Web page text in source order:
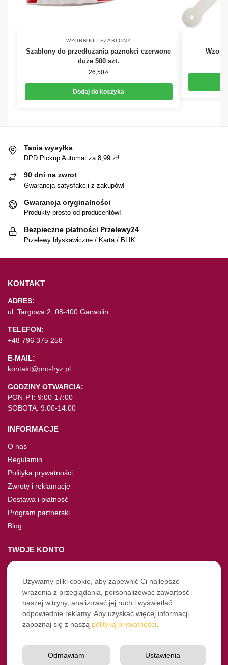
WZORNIKI I SZABLONY
Szablony do przedłużania paznokci czerwone
duże 500 szt.
26,50zł
Dodaj do koszyka
Tania wysyłka
DPD Pickup Automat za 8,99 zł!
90 dni na zwrot
Gwarancja satysfakcji z zakupów!
Gwarancja oryginalności
Produkty prosto od producentów!
Bezpieczne płatności Przelewy24
Przelewy błyskawiczne / Karta / BLIK
KONTAKT
ADRES:
ul. Targowa 2, 08-400 Garwolin
TELEFON:
+48 796 375 258
E-MAIL:
kontakt@pro-fryz.pl
GODZINY OTWARCIA:
PON-PT: 9:00-17:00
SOBOTA: 9:00-14:00
INFORMACJE
O nas
Regulamin
Polityka prywatności
Zwroty i reklamacje
Dostawa i płatność
Program partnerski
Blog
TWOJE KONTO
Moje konto
Nie pamiętasz hasła?
Twoje zamówienia
NASZE SOCIALE
Instagram
Używamy pliki cookie, aby zapewnić Ci najlepsze
wrażenia z przeglądania, personalizować zawartość
naszej witryny, analizować jej ruch i wyświetlać
odpowiednie reklamy. Aby uzyskać więcej informacji,
zapoznaj się z naszą polityką prywatności
Ustawienia
Odmawiam